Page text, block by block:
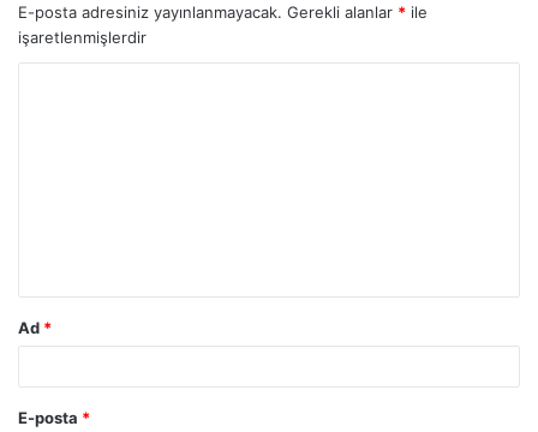
E-posta adresiniz yayınlanmayacak. Gerekli alanlar * ile
işaretlenmişlerdir
Ad *
E-posta *